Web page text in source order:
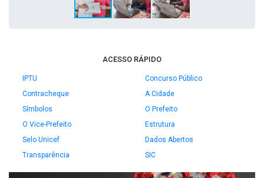
ACESSO RÁPIDO
IPTU
Concurso Público
Contracheque
A Cidade
Símbolos
O Prefeito
O Vice-Prefeito
Estrutura
Selo Unicef
Dados Abertos
Transparência
SIC